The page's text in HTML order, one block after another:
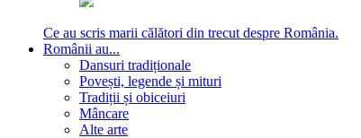
Ce au scris marii călători din trecut despre România.
Românii au...
Dansuri tradiționale
Povești, legende și mituri
Tradiții și obiceiuri
Mâncare
Alte arte